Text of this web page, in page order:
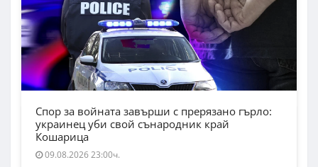
Спор за войната завърши с прерязано гърло:
украинец уби свой сънародник край
Кошарица
09.08.2026 23:00ч.